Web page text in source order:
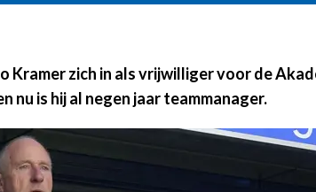
Kramer zich in als vrijwilliger voor de
nu is hij al negen jaar teammanager.